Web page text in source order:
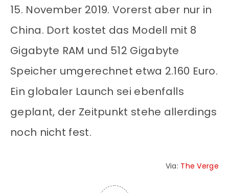
15. November 2019. Vorerst aber nur in
China. Dort kostet das Modell mit 8
Gigabyte RAM und 512 Gigabyte
Speicher umgerechnet etwa 2.160 Euro.
Ein globaler Launch sei ebenfalls
geplant, der Zeitpunkt stehe allerdings
noch nicht fest.
Via: The Verge